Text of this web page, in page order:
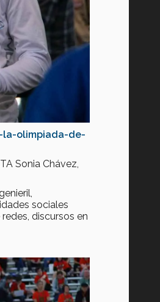
olimpiada-de-
Sonia Chávez,
sociales
discursos en